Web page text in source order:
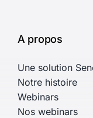
A propos
Une solution
Notre histoire
Webinars
Nos webinars